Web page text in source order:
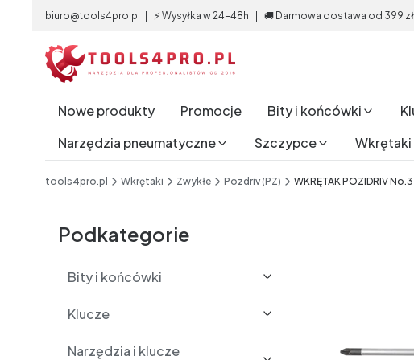
biuro@tools4pro.pl | ⚡ Wysyłka w 24-48h | 🚚 Darmowa dostawa od 399
Nowe produkty Promocje Bity i końcówki
Narzędzia pneumatyczne
Szczypce Wkrętaki
tools4pro.pl Wkrętaki Zwykłe Pozdriv (PZ) WKRĘTAK POZIDRIV
Podkategorie
Bity i końcówki
Klucze
Narzędzia i klucze